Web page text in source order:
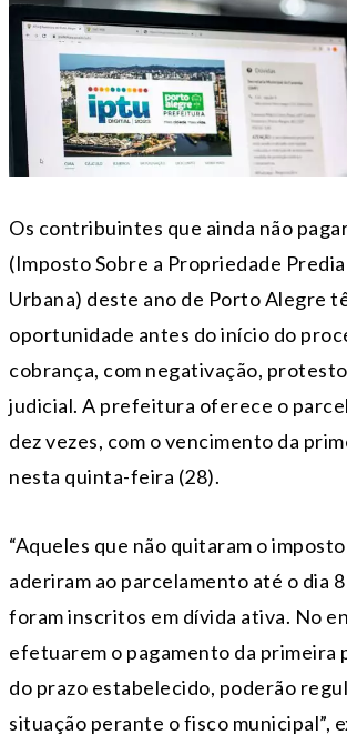
Os contribuintes que ainda não
(Imposto Sobre a Propriedade
Urbana) deste ano de Porto Alegre
oportunidade antes do início do
cobrança, com negativação,
judicial. A prefeitura oferece o
dez vezes, com o vencimento da
nesta quinta-feira (28).
“Aqueles que não quitaram o
aderiram ao parcelamento até o dia
foram inscritos em dívida ativa. No
efetuarem o pagamento da primeira
do prazo estabelecido, poderão
situação perante o fisco municipal”,